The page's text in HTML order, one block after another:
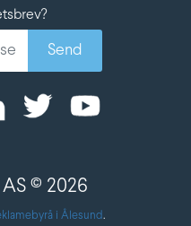
© 2026
i Ålesund.